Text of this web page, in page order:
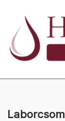
content